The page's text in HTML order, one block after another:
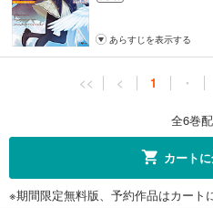
あらすじを表示する
<< < 1 ・
全6巻
カート
※期間限定無料版、予約作品はカート